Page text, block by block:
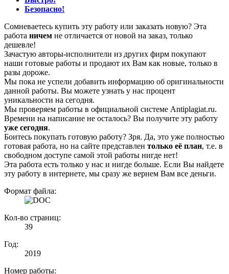
Безопасно!
Сомневаетесь купить эту работу или заказать новую? Эта
работа ничем не отличается от новой на заказ, только
дешевле!
Зачастую авторы-исполнители из других фирм покупают
наши готовые работы и продают их Вам как новые, только в
разы дороже.
Мы пока не успели добавить информацию об оригинальности
данной работы. Вы можете узнать у нас процент
уникальности на сегодня.
Мы проверяем работы в официальной системе Аntiplagiat.ru.
Времени на написание не осталось? Вы получите эту работу
уже сегодня.
Боитесь покупать готовую работу? Зря. Да, это уже полностью
готовая работа, но на сайте представлен только её план, т.е. в
свободном доступе самой этой работы нигде нет!
Эта работа есть только у нас и нигде больше. Если Вы найдете
эту работу в интернете, мы сразу же вернем Вам все деньги.
Формат файла:
Кол-во страниц:
39
Год:
2019
Номер работы: